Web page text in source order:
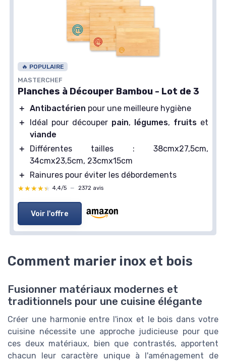
🔥 POPULAIRE
MASTERCHEF
Planches à Découper Bambou - Lot de 3
＋ Antibactérien pour une meilleure hygiène
＋
Idéal pour découper pain, légumes, fruits et
viande
＋
Différentes tailles : 38cmx27,5cm,
34cmx23,5cm, 23cmx15cm
＋
Rainures pour éviter les débordements
★★★★★
★★★★★ 4,4/5 — 2372 avis
Voir l'offre
Comment marier inox et bois
Fusionner matériaux modernes et
traditionnels pour une cuisine élégante
Créer une harmonie entre l'inox et le bois dans votre
cuisine nécessite une approche judicieuse pour que
ces deux matériaux, bien que contrastés, apportent
chacun leur caractère unique à l'aménagement de